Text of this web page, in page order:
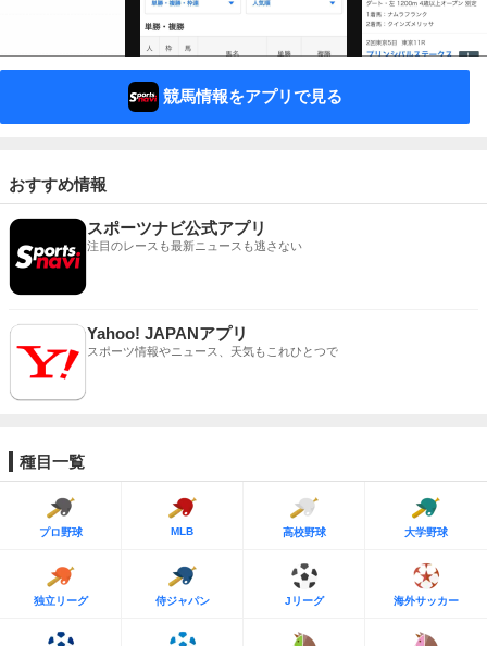
競馬情報をアプリで見る
おすすめ情報
スポーツナビ公式アプリ
注目のレースも最新ニュースも逃さない
Yahoo! JAPANアプリ
スポーツ情報やニュース、天気もこれひとつで
種目一覧
プロ野球 MLB 高校野球 大学野球
独立リーグ 侍ジャパン Jリーグ 海外サッカー